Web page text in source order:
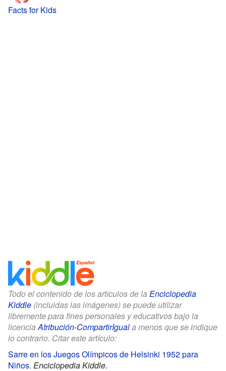
Facts for Kids
Todo el contenido de los artículos de la Enciclopedia
Kiddle (incluidas las imágenes) se puede utilizar
libremente para fines personales y educativos bajo la
licenciaAtribución-CompartirIguala menos que se indique
lo contrario. Citar este artículo:
Sarre en los Juegos Olímpicos de Helsinki 1952 para
Niños. Enciclopedia Kiddle.